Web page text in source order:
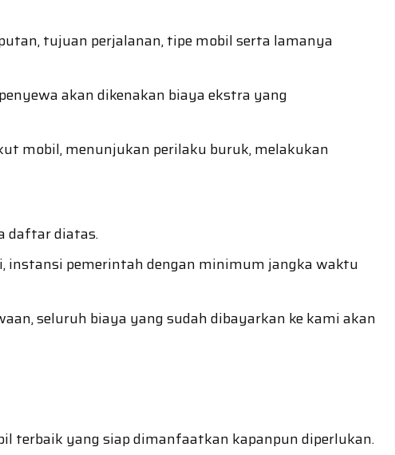
tujuan perjalanan, tipe mobil serta lamanya
akan dikenakan biaya ekstra yang
mobil, menunjukan perilaku buruk, melakukan
daftar diatas.
instansi pemerintah dengan minimum jangka waktu
seluruh biaya yang sudah dibayarkan ke kami akan
terbaik yang siap dimanfaatkan kapanpun diperlukan.